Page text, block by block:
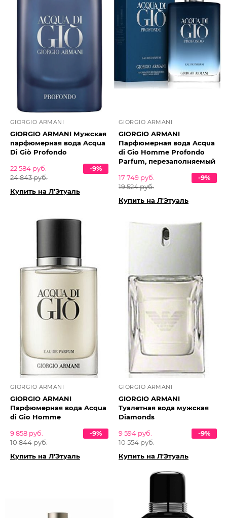
GIORGIO ARMANI
GIORGIO ARMANI Мужская
парфюмерная вода Acqua
Di Giò Profondo
22 584 руб.
24 843 руб.
-9%
Купить на Л'Этуаль
GIORGIO ARMANI
GIORGIO ARMANI
Парфюмерная вода Acqua
di Gio Homme Profondo
Parfum, перезаполняемый
17 749 руб.
19 524 руб.
-9%
Купить на Л'Этуаль
GIORGIO ARMANI
GIORGIO ARMANI
Парфюмерная вода Acqua
di Gio Homme
9 858 руб.
10 844 руб.
-9%
Купить на Л'Этуаль
GIORGIO ARMANI
GIORGIO ARMANI
Туалетная вода мужская
Diamonds
9 594 руб.
10 554 руб.
-9%
Купить на Л'Этуаль